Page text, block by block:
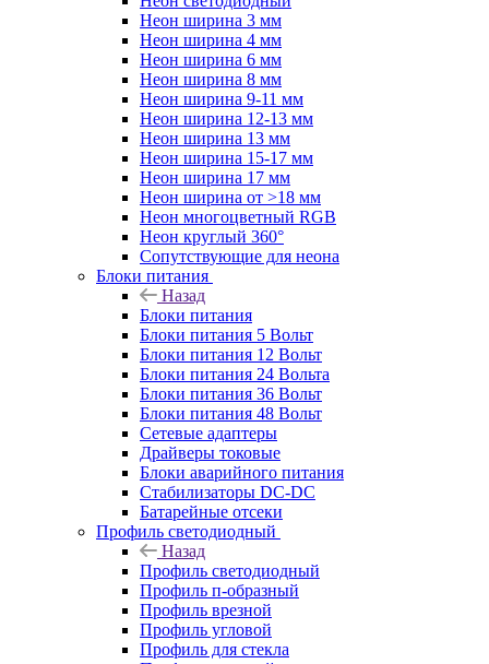
Неон ширина 3 мм
Неон ширина 4 мм
Неон ширина 6 мм
Неон ширина 8 мм
Неон ширина 9-11 мм
Неон ширина 12-13 мм
Неон ширина 13 мм
Неон ширина 15-17 мм
Неон ширина 17 мм
Неон ширина от >18 мм
Неон многоцветный RGB
Неон круглый 360°
Сопутствующие для неона
Блоки питания
Назад
Блоки питания
Блоки питания 5 Вольт
Блоки питания 12 Вольт
Блоки питания 24 Вольта
Блоки питания 36 Вольт
Блоки питания 48 Вольт
Сетевые адаптеры
Драйверы токовые
Блоки аварийного питания
Стабилизаторы DC-DC
Батарейные отсеки
Профиль светодиодный
Назад
Профиль светодиодный
Профиль п-образный
Профиль врезной
Профиль угловой
Профиль для стекла